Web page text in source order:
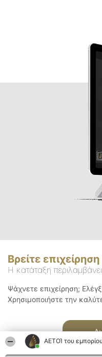
ΑΕΤΟΊ του εμπορίου
Βρείτε επιχείρηση
Η κατάταξη
Ψάχνετε επιχείρηση;
Χρησιμοποιήστε την